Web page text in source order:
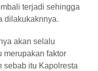
terjadi sehingga
dilakukaknnya.
akan selalu
merupakan faktor
sebab itu Kapolresta